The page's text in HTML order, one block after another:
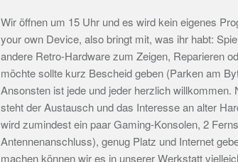
Wir öffnen um 15 Uhr und es wird kein eigenes
your own Device, also bringt mit, was ihr habt:
andere Retro-Hardware zum Zeigen, Reparieren
möchte sollte kurz Bescheid geben (Parken am
Ansonsten ist jede und jeder herzlich willkommen.
steht der Austausch und das Interesse an alter
wird zumindest ein paar Gaming-Konsolen, 2
Antennenanschluss), genug Platz und Internet
machen können wir es in unserer Werkstatt